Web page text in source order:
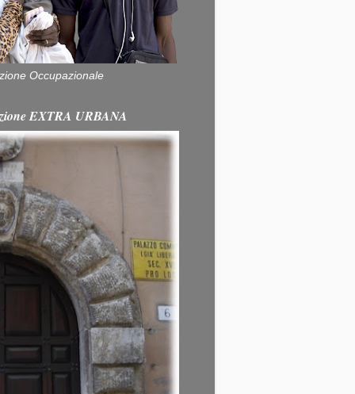
Occupazionale
EXTRA URBANA